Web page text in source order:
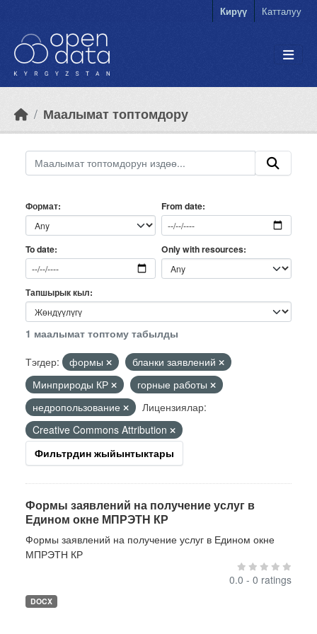
Кирүү Катталуу
Маалымат топтомдору
Формат From date
To date Only with resources
Тапшырык кыл
1 маалымат топтому табылды
Тэгдер:
формы
бланки заявлений
Минприроды КР
горные работы
недропользование
Лицензиялар:
Creative Commons Attribution
Фильтрдин жыйынтыктары
Формы заявлений на получение услуг в
Едином окне МПРЭТН КР
Формы заявлений на получение услуг в Едином окне
МПРЭТН КР
0.0 - 0 ratings
DOCX